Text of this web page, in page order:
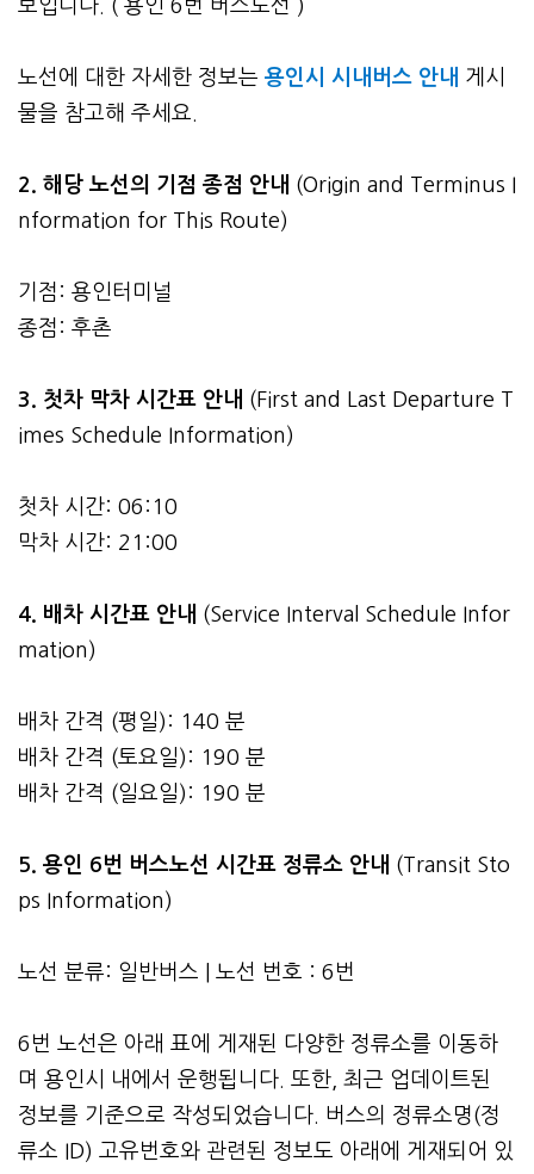
보입니다. ( 용인 6번 버스노선 )
노선에 대한 자세한 정보는 용인시 시내버스 안내 게시
물을 참고해 주세요.
2. 해당 노선의 기점 종점 안내 (Origin and Terminus I
nformation for This Route)
기점: 용인터미널
종점: 후촌
3. 첫차 막차 시간표 안내 (First and Last Departure T
imes Schedule Information)
첫차 시간: 06:10
막차 시간: 21:00
4. 배차 시간표 안내 (Service Interval Schedule Infor
mation)
배차 간격 (평일): 140 분
배차 간격 (토요일): 190 분
배차 간격 (일요일): 190 분
5. 용인 6번 버스노선 시간표 정류소 안내 (Transit Sto
ps Information)
노선 분류: 일반버스 | 노선 번호 : 6번
6번 노선은 아래 표에 게재된 다양한 정류소를 이동하
며 용인시 내에서 운행됩니다. 또한, 최근 업데이트된
정보를 기준으로 작성되었습니다. 버스의 정류소명(정
류소 ID) 고유번호와 관련된 정보도 아래에 게재되어 있